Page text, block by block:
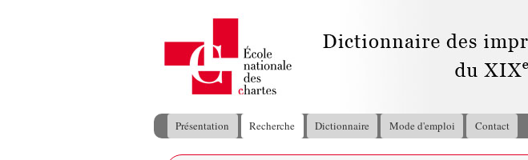
principal
Menu principal
Présentation Recherche Dictionnaire Mode d'emploi Contact